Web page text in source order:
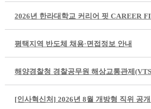
2026년 한라대학교 커리어 핏 CAREER
평택지역 반도체 채용·면접정보 안내
해양경찰청 경찰공무원 해상교통관제
[인사혁신처] 2026년 8월 개방형 직위 공